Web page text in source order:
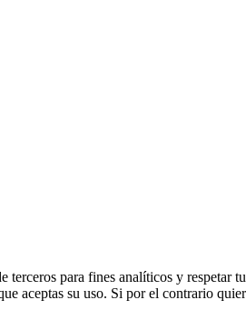
para fines analíticos y respetar
aceptas su uso. Si por el contrario